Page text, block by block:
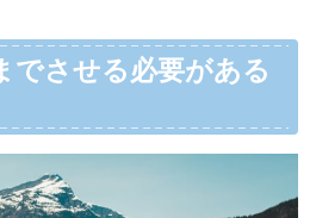
でさせる必要がある